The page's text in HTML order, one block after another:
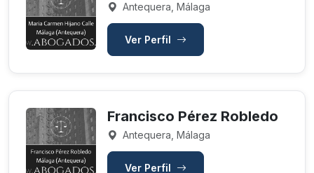
Antequera, Málaga
Ver Perfil
Francisco Pérez Robledo
Antequera, Málaga
Ver Perfil